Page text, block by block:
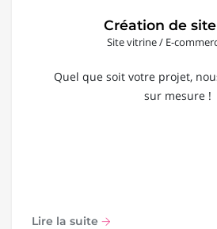
Création de
Site vitrine / E-
Quel que soit votre projet,
sur mesure !
Lire la suite